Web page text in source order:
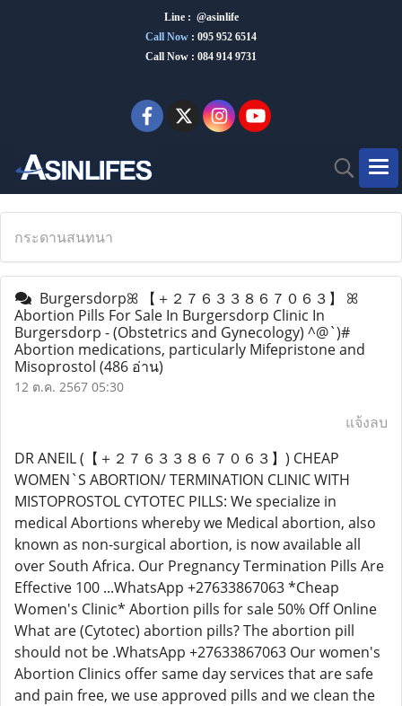
Line : @asinlife
Call Now : 095 952 6514
Call Now : 084 914 9731
กระดานสนทนา
Burgersdorpꕤ 【 ＋２７６３３８６７０６３】 ꕤ
Abortion Pills For Sale In Burgersdorp Clinic In
Burgersdorp - (Obstetrics and Gynecology) ^@`)#
Abortion medications, particularly Mifepristone and
Misoprostol (486 อ่าน)
12 ต.ค. 2567 05:30
แจ้งลบ
DR ANEIL (【＋２７６３３８６７０６３】) CHEAP
WOMEN`S ABORTION/ TERMINATION CLINIC WITH
MISTOPROSTOL CYTOTEC PILLS: We specialize in
medical Abortions whereby we Medical abortion, also
known as non-surgical abortion, is now available all
over South Africa. Our Pregnancy Termination Pills Are
Effective 100 ...WhatsApp +27633867063 *Cheap
Women's Clinic* Abortion pills for sale 50% Off Online
What are (Cytotec) abortion pills? The abortion pill
should not be .WhatsApp +27633867063 Our women's
Abortion Clinics offer same day services that are safe
and pain free, we use approved pills and we clean the